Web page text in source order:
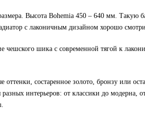
Высота Bohemia 450 – 640 мм. Такую
с лаконичным дизайном хорошо
чешского шика с современной тягой к
состаренное золото, бронзу или
интерьеров: от классики до модерна,